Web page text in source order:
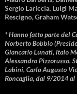
Sergio Lariccia, Luigi
Rescigno, Graham
* Hanno fatto parte del
Norberto Bobbio
Giancarlo Lunati, Italo
Alessandro Pizzorusso,
Labini, Carlo Augusto
Roncaglia, dal 9/2014